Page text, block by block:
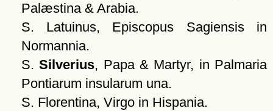
Palæstina & Arabia.
S. Latuinus, Episcopus Sagiensis in
Normannia.
S.Silverius, Papa & Martyr, in Palmaria
Pontiarum insularum una.
S. Florentina, Virgo in Hispania.